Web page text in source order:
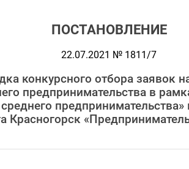
ПОСТАНОВЛЕНИЕ
22.07.2021 № 1811/7
конкурсного отбора заявок
предпринимательства в
среднего
Красногорск